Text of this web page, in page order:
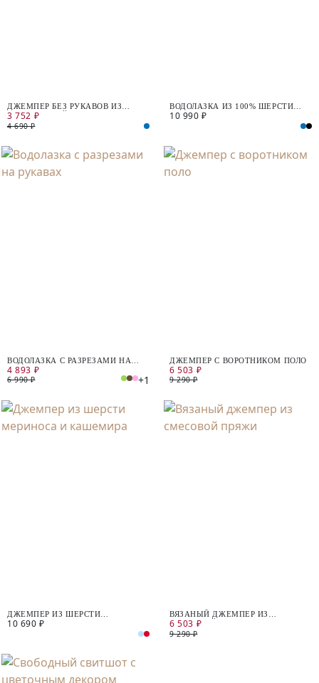
ДЖЕМПЕР БЕЗ РУКАВОВ ИЗ
БАРХАТИСТОЙ ТКАНИ
3 752 ₽
4 690 ₽
ВОДОЛАЗКА ИЗ 100% ШЕРСТИ
МЕРИНОСА
10 990 ₽
ВОДОЛАЗКА С РАЗРЕЗАМИ НА
РУКАВАХ
4 893 ₽
6 990 ₽ +1
ДЖЕМПЕР С ВОРОТНИКОМ ПОЛО
6 503 ₽
9 290 ₽
ДЖЕМПЕР ИЗ ШЕРСТИ
МЕРИНОСА И КАШЕМИРА
10 690 ₽
ВЯЗАНЫЙ ДЖЕМПЕР ИЗ
СМЕСОВОЙ ПРЯЖИ
6 503 ₽
9 290 ₽